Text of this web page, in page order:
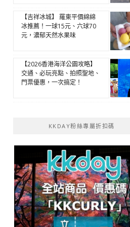
【吉祥冰城】 羅東平價綿綿
冰推薦！一球15元、六球70
元，濃郁天然水果味
【2026香港海洋公園攻略】
交通、必玩亮點、拍照聖地、
門票優惠，一次搞定！
KKDAY粉絲專屬折扣碼